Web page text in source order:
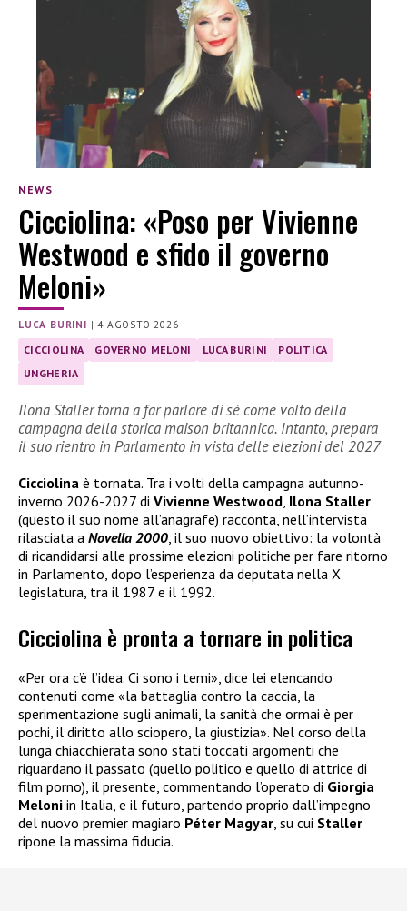
NEWS
Cicciolina: «Poso per Vivienne
Westwood e sfido il governo
Meloni»
LUCA BURINI |4 AGOSTO 2026
CICCIOLINA GOVERNO MELONI LUCA BURINI
POLITICA
UNGHERIA
Ilona Staller torna a far parlare di sé come volto della
campagna della storica maison britannica. Intanto, prepara
il suo rientro in Parlamento in vista delle elezioni del 2027
Cicciolina è tornata. Tra i volti della campagna autunno-
inverno 2026-2027 di Vivienne Westwood, Ilona Staller
(questo il suo nome all’anagrafe) racconta, nell’intervista
rilasciata a Novella 2000, il suo nuovo obiettivo: la volontà
di ricandidarsi alle prossime elezioni politiche per fare ritorno
in Parlamento, dopo l’esperienza da deputata nella X
legislatura, tra il 1987 e il 1992.
Cicciolina è pronta a tornare in politica
«Per ora c’è l’idea. Ci sono i temi», dice lei elencando
contenuti come «la battaglia contro la caccia, la
sperimentazione sugli animali, la sanità che ormai è per
pochi, il diritto allo sciopero, la giustizia». Nel corso della
lunga chiacchierata sono stati toccati argomenti che
riguardano il passato (quello politico e quello di attrice di
film porno), il presente, commentando l’operato di Giorgia
Meloni in Italia, e il futuro, partendo proprio dall’impegno
del nuovo premier magiaro Péter Magyar, su cui Staller
ripone la massima fiducia.